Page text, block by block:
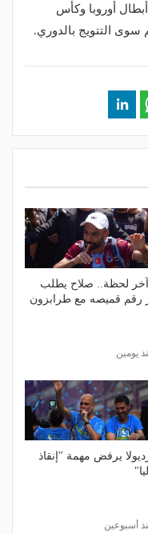
أوروبا وكأس
سوى التتويج بالدوري.
لحظة.. صلاح يطلب
رقم قميصه مع طرابزون
يومين
يرفض مهمة "إنقاذ
أسبوعين